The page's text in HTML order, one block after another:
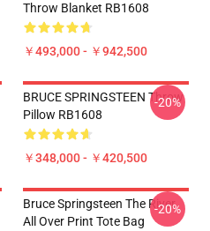
Throw Blanket RB1608
￥493,000 - ￥942,500
BRUCE SPRINGSTEEN Throw
Pillow RB1608
￥348,000 - ￥420,500
-20%
Bruce Springsteen The River
All Over Print Tote Bag
-20%